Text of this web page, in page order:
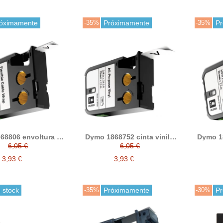
envoltura de
compatible
sobre blanco)
6,05 €
3,93 €
-35% Próximamente
Dymo 1868752 cinta vinilo
XTL compatible (19mm
negro sobre blanco)
6,05 €
3,93 €
-35%
Dymo
XTL
stock -35% Próximamente -30%